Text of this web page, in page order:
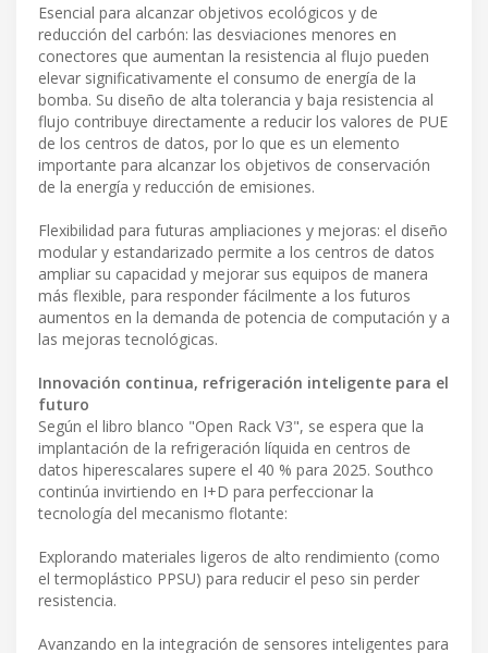
Esencial para alcanzar objetivos ecológicos y de
reducción del carbón: las desviaciones menores en
conectores que aumentan la resistencia al flujo pueden
elevar significativamente el consumo de energía de la
bomba. Su diseño de alta tolerancia y baja resistencia al
flujo contribuye directamente a reducir los valores de PUE
de los centros de datos, por lo que es un elemento
importante para alcanzar los objetivos de conservación
de la energía y reducción de emisiones.
Flexibilidad para futuras ampliaciones y mejoras: el diseño
modular y estandarizado permite a los centros de datos
ampliar su capacidad y mejorar sus equipos de manera
más flexible, para responder fácilmente a los futuros
aumentos en la demanda de potencia de computación y a
las mejoras tecnológicas.
Innovación continua, refrigeración inteligente para el
futuro
Según el libro blanco "Open Rack V3", se espera que la
implantación de la refrigeración líquida en centros de
datos hiperescalares supere el 40 % para 2025. Southco
continúa invirtiendo en I+D para perfeccionar la
tecnología del mecanismo flotante:
Explorando materiales ligeros de alto rendimiento (como
el termoplástico PPSU) para reducir el peso sin perder
resistencia.
Avanzando en la integración de sensores inteligentes para